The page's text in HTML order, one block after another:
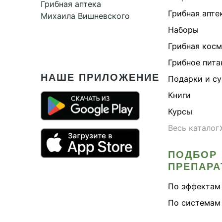
Грибная аптека
Михаила Вишневского
НАШЕ ПРИЛОЖЕНИЕ
Грибная
Наборы
Грибная
Грибное
Подарки и
Книги
Курсы
Весь каталог›
ПОДБОР
По эффектам
По системам